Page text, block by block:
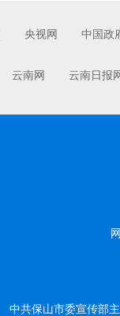
央视网 中国政
云南网 云南日报
中共保山市委宣传部